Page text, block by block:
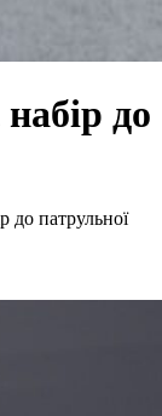
до
до патрульної